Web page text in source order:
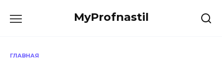
MyProfnastil
ГЛАВНАЯ